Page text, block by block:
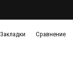
Закладки Сравнение